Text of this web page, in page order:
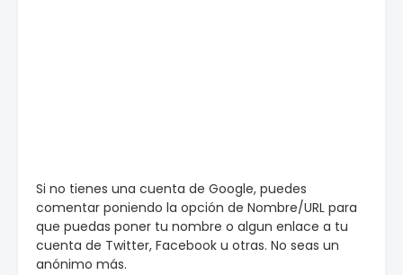
Si no tienes una cuenta de Google, puedes
comentar poniendo la opción de Nombre/URL para
que puedas poner tu nombre o algun enlace a tu
cuenta de Twitter, Facebook u otras. No seas un
anónimo más.